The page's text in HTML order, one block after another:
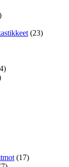
(23)
(17)